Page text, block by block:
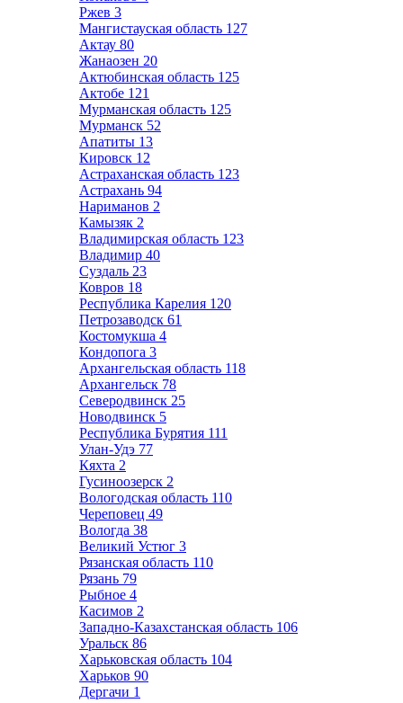
Ржев 3
Мангистауская область 127
Актау 80
Жанаозен 20
Актюбинская область 125
Актобе 121
Мурманская область 125
Мурманск 52
Апатиты 13
Кировск 12
Астраханская область 123
Астрахань 94
Нариманов 2
Камызяк 2
Владимирская область 123
Владимир 40
Суздаль 23
Ковров 18
Республика Карелия 120
Петрозаводск 61
Костомукша 4
Кондопога 3
Архангельская область 118
Архангельск 78
Северодвинск 25
Новодвинск 5
Республика Бурятия 111
Улан-Удэ 77
Кяхта 2
Гусиноозерск 2
Вологодская область 110
Череповец 49
Вологда 38
Великий Устюг 3
Рязанская область 110
Рязань 79
Рыбное 4
Касимов 2
Западно-Казахстанская область 106
Уральск 86
Харьковская область 104
Харьков 90
Дергачи 1